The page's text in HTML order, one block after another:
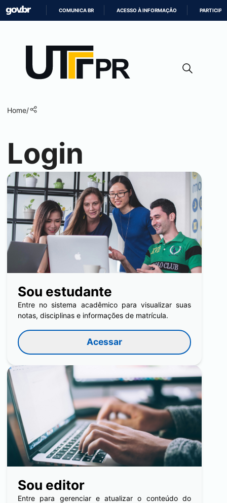
CONTEÚDO
COMUNICA BR ACESSO À INFORMAÇÃO PARTICIPE
Home/
Login
Sou estudante
Entre no sistema acadêmico para visualizar suas
notas, disciplinas e informações de matrícula.
Acessar
Sou editor
Entre para gerenciar e atualizar o conteúdo do